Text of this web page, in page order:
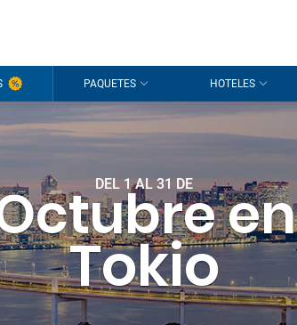
PAQUETES HOTELES
DEL 1 AL 31 DE en
Tokio